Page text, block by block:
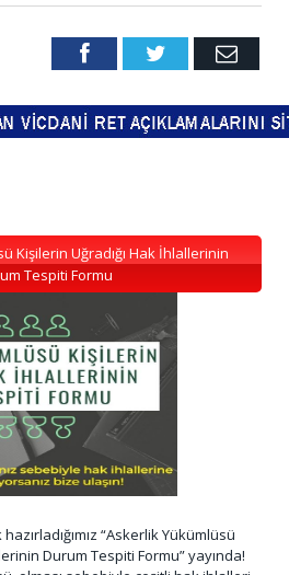
FacebookTwitter Email
Kişilerin Uğradığı Hak İhlallerinin
Tespiti Formu
“Askerlik Yükümlüsü
Durum Tespiti Formu” yayında!